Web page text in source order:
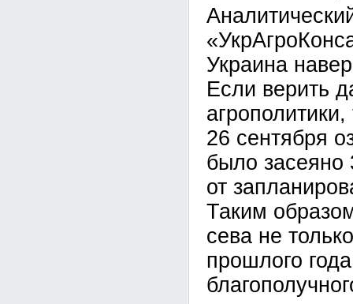
Украина
Если верить
26 сентября
было засеяно
от
Таким
сева не
прошлого